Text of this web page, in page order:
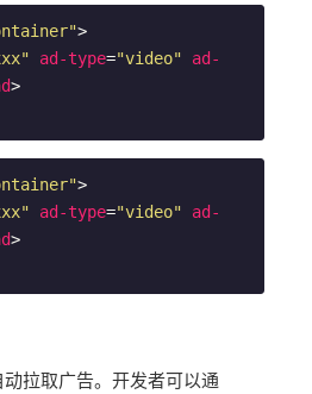
>
ad-type="video"
ad-
>
>
ad-type="video"
ad-
>
拉取广告。开发者可以通